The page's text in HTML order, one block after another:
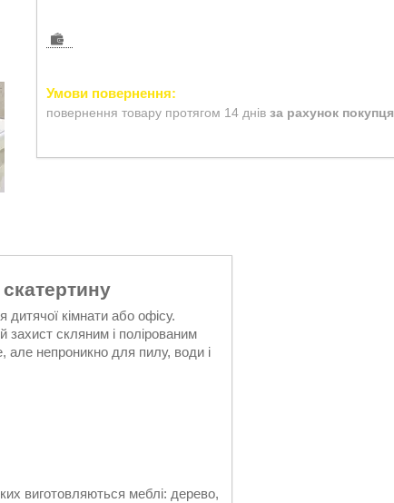
повернення товару протягом 14 днів за рахунок покупця
дитячої кімнати або офісу.
захист скляним і полірованим
але непроникно для пилу, води і
виготовляються меблі: дерево,